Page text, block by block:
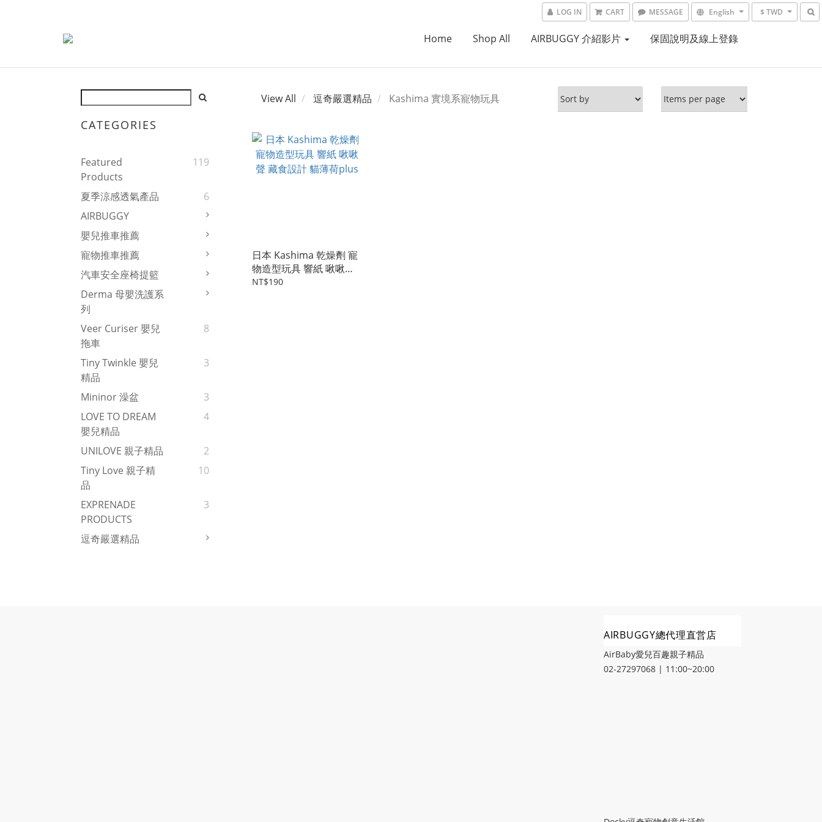
LOG IN CART MESSAGE English $ TWD
Home Shop All AIRBUGGY 介紹影片 保固說明及線上登錄
CATEGORIES
Featured
Products
119
夏季涼感透氣產品
6
AIRBUGGY
嬰兒推車推薦
寵物推車推薦
汽車安全座椅提籃
Derma 母嬰洗護系
列
Veer Curiser 嬰兒
拖車
8
Tiny Twinkle 嬰兒
精品
3
Mininor 澡盆
3
LOVE TO DREAM
嬰兒精品
4
UNILOVE 親子精品
2
Tiny Love 親子精
品
10
EXPRENADE
PRODUCTS
3
逗奇嚴選精品
View All 逗奇嚴選精品 Kashima 實境系寵物玩具
日本 Kashima 乾燥劑 寵
物造型玩具 響紙 啾啾聲
藏食設計 貓薄荷plus
NT$190
AIRBUGGY總代理直営店
AirBaby愛兒百趣親子精品
02-27297068 | 11:00~20:00